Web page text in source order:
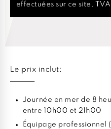
effectuées sur ce site. TVA
Le prix inclut:
Journée en mer de 8
entre 10h00 et 21h00
Équipage professionnel